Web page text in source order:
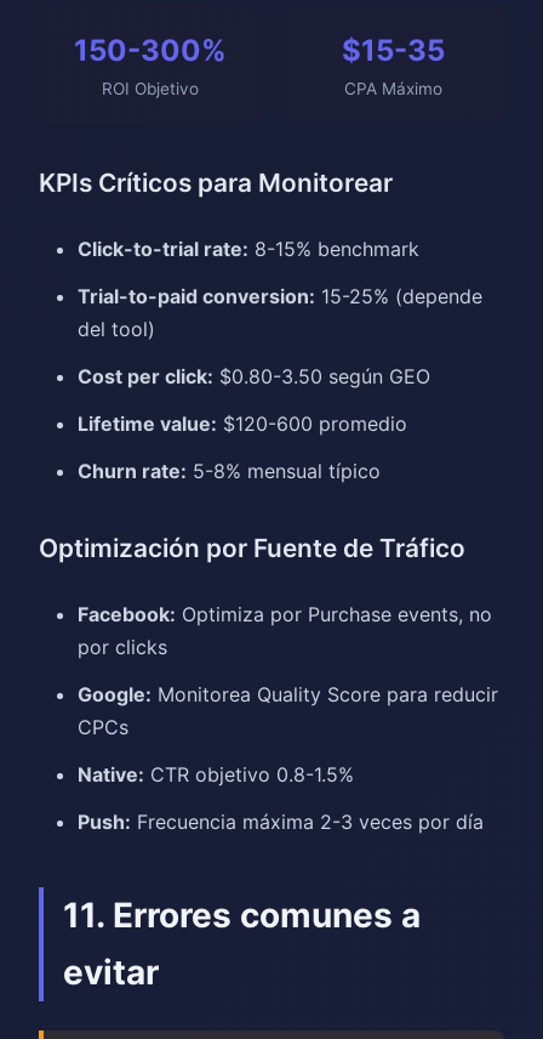
150-300%
ROI Objetivo
$15-35
CPA Máximo
KPIs Críticos para Monitorear
Click-to-trial rate: 8-15% benchmark
Trial-to-paid conversion: 15-25% (depende
del tool)
Cost per click: $0.80-3.50 según GEO
Lifetime value: $120-600 promedio
Churn rate: 5-8% mensual típico
Optimización por Fuente de Tráfico
Facebook: Optimiza por Purchase events, no
por clicks
Google: Monitorea Quality Score para reducir
CPCs
Native: CTR objetivo 0.8-1.5%
Push: Frecuencia máxima 2-3 veces por día
11. Errores comunes a
evitar